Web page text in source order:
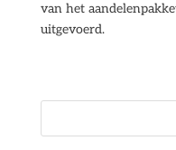
van het
uitgevoerd.